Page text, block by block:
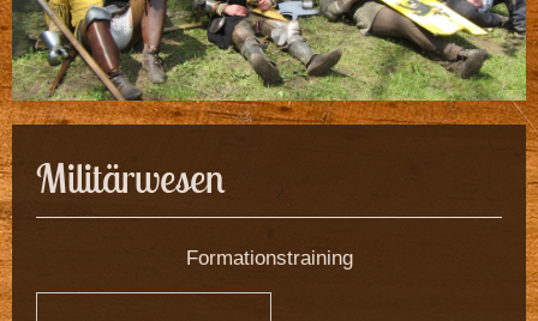
Militärwesen
Formationstraining